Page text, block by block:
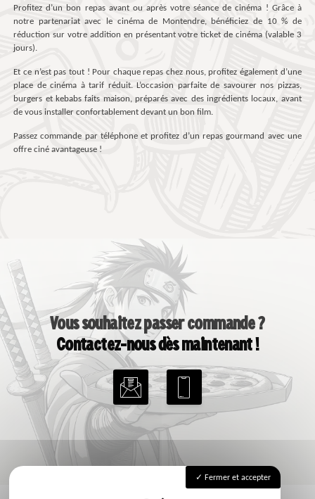
Profitez d’un bon repas avant ou après votre séance de cinéma ! Grâce à
notre partenariat avec le cinéma de Montendre, bénéficiez de 10 % de
réduction sur votre addition en présentant votre ticket de cinéma (valable 3
jours).
Et ce n’est pas tout ! Pour chaque repas chez nous, profitez également d’une
place de cinéma à tarif réduit. L’occasion parfaite de savourer nos pizzas,
burgers et kebabs faits maison, préparés avec des ingrédients locaux, avant
de vous installer confortablement devant un bon film.
Passez commande par téléphone et profitez d’un repas gourmand avec une
offre ciné avantageuse !
Vous souhaitez passer commande ?
Contactez-nous dès maintenant !
Fermer et accepter